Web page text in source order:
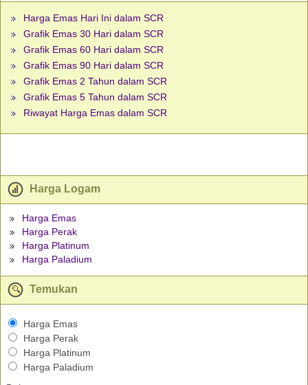
Harga Emas Hari Ini dalam SCR
Grafik Emas 30 Hari dalam SCR
Grafik Emas 60 Hari dalam SCR
Grafik Emas 90 Hari dalam SCR
Grafik Emas 2 Tahun dalam SCR
Grafik Emas 5 Tahun dalam SCR
Riwayat Harga Emas dalam SCR
Harga Logam
Harga Emas
Harga Perak
Harga Platinum
Harga Paladium
Temukan
Harga Emas
Harga Perak
Harga Platinum
Harga Paladium